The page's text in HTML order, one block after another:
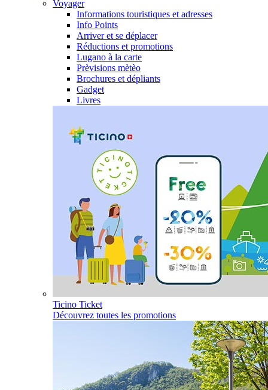
Voyager
Informations touristiques et adresses
Info Points
Arriver et se déplacer
Réductions et promotions
Lugano à la carte
Prèvisions mètèo
Brochures et dépliants
Gadget
Livres
Ticino Ticket
Découvrez toutes les promotions